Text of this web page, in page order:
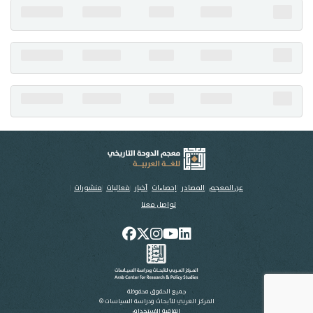
عن المعجم المصادر إحصاءات أخبار فعاليات منشورات
تواصل معنا
جميع الحقوق محفوظة
المركز العربي للأبحاث ودراسة السياسات ©